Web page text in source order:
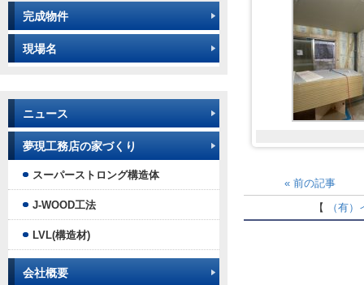
« 前の記事
【
（有
完成物件
現場名
ニュース
夢現工務店の家づくり
スーパーストロング構造体
J-WOOD工法
LVL(構造材)
会社概要